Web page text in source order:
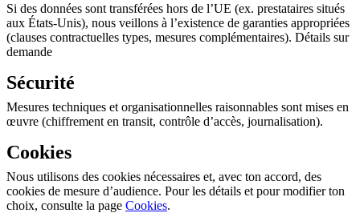
Si des données sont transférées hors de l’UE (ex. prestataires situés
aux États-Unis), nous veillons à l’existence de garanties appropriées
(clauses contractuelles types, mesures complémentaires). Détails sur
demande
Sécurité
Mesures techniques et organisationnelles raisonnables sont mises en
œuvre (chiffrement en transit, contrôle d’accès, journalisation).
Cookies
Nous utilisons des cookies nécessaires et, avec ton accord, des
cookies de mesure d’audience. Pour les détails et pour modifier ton
choix, consulte la page Cookies.